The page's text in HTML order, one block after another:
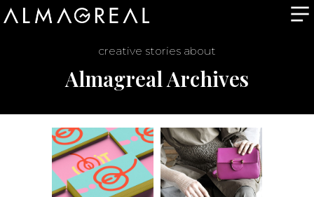
creative stories about
Almagreal Archives